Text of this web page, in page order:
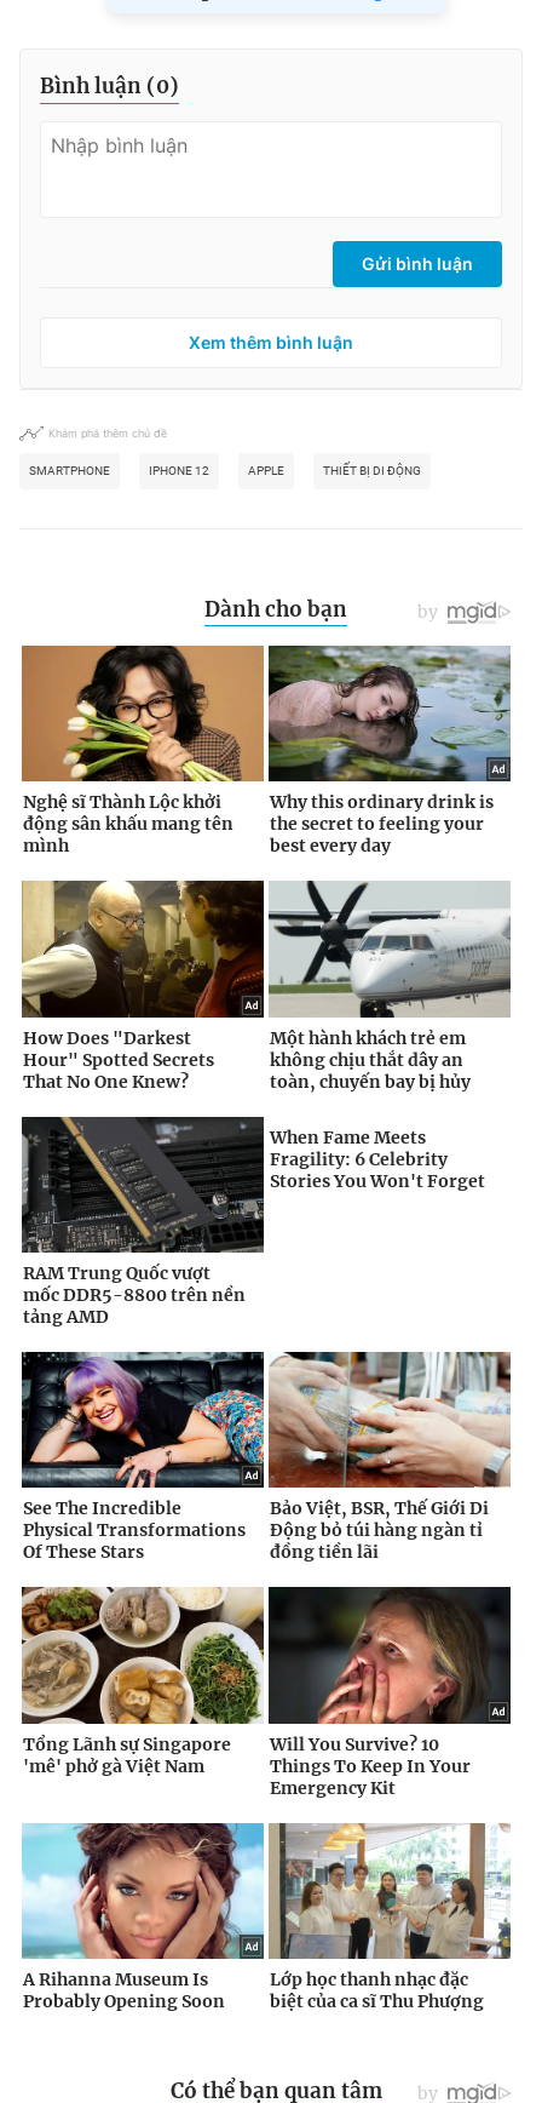
Bình luận (0)
Gửi bình luận
Xem thêm bình luận
Khám phá thêm chủ đề
SMARTPHONE IPHONE 12 APPLE THIẾT BỊ DI ĐỘNG